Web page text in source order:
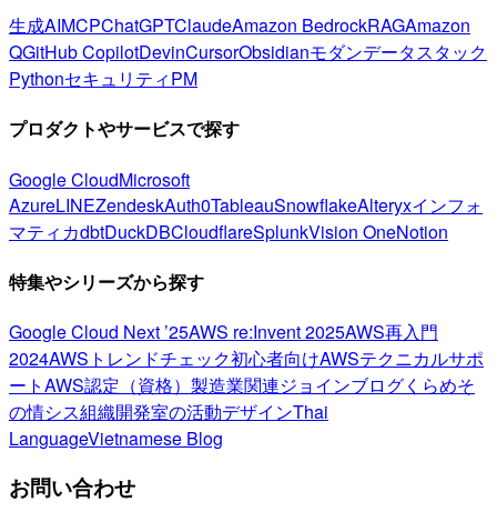
生成AIMCPChatGPTClaudeAmazon BedrockRAGAmazon
QGitHub CopilotDevinCursorObsidianモダンデータスタック
PythonセキュリティPM
プロダクトやサービスで探す
Google CloudMicrosoft
AzureLINEZendeskAuth0TableauSnowflakeAlteryxインフォ
マティカdbtDuckDBCloudflareSplunkVision OneNotion
特集やシリーズから探す
Google Cloud Next ’25AWS re:Invent 2025AWS再入門
2024AWSトレンドチェック初心者向けAWSテクニカルサポ
ートAWS認定（資格） 製造業関連ジョインブログくらめそ
の情シス組織開発室の活動デザインThai
LanguageVietnamese Blog
お問い合わせ